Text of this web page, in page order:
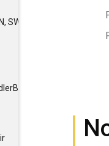
SWAP_ERASE, false >